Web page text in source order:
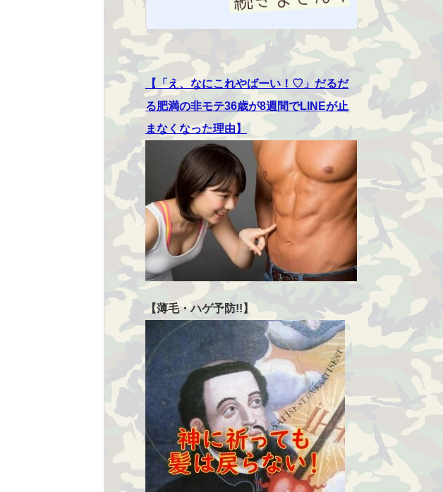
【「え、なにこれやばーい！♡」だるだ
る肥満の非モテ36歳が8週間でLINEが止
まなくなった理由】
【薄毛・ハゲ予防!!】